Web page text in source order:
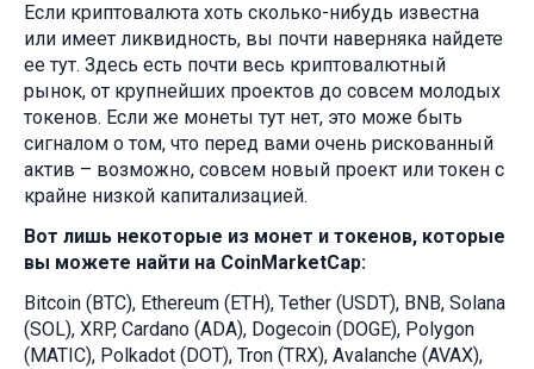
Если криптовалюта хоть сколько-нибудь известна
или имеет ликвидность, вы почти наверняка найдете
ее тут. Здесь есть почти весь криптовалютный
рынок, от крупнейших проектов до совсем молодых
токенов. Если же монеты тут нет, это може быть
сигналом о том, что перед вами очень рискованный
актив – возможно, совсем новый проект или токен с
крайне низкой капитализацией.
Вот лишь некоторые из монет и токенов, которые
вы можете найти на CoinMarketCap:
Bitcoin (BTC), Ethereum (ETH), Tether (USDT), BNB, Solana
(SOL), XRP, Cardano (ADA), Dogecoin (DOGE), Polygon
(MATIC), Polkadot (DOT), Tron (TRX), Avalanche (AVAX),